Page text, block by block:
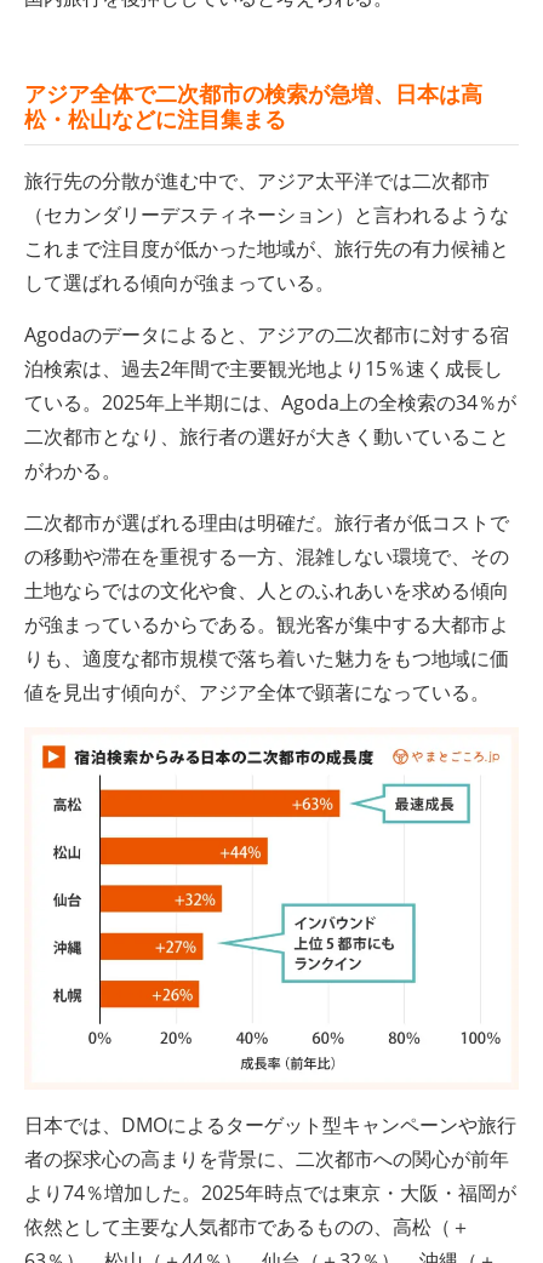
アジア全体で二次都市の検索が急増、 日本は高
松・松山などに注目集まる
旅行先の分散が進む中で、アジア太平洋では二次都市
（セカンダリーデスティネーション）と言われるような
これまで注目度が低かった地域が、旅行先の有力候補と
して選ばれる傾向が強まっている。
Agodaのデータによると、アジアの二次都市に対する宿
泊検索は、過去2年間で主要観光地より15％速く成長し
ている。2025年上半期には、Agoda上の全検索の34％が
二次都市となり、旅行者の選好が大きく動いていること
がわかる。
二次都市が選ばれる理由は明確だ。旅行者が低コストで
の移動や滞在を重視する一方、混雑しない環境で、その
土地ならではの文化や食、人とのふれあいを求める傾向
が強まっているからである。観光客が集中する大都市よ
りも、適度な都市規模で落ち着いた魅力をもつ地域に価
値を見出す傾向が、アジア全体で顕著になっている。
日本では、DMOによるターゲット型キャンペーンや旅行
者の探求心の高まりを背景に、二次都市への関心が前年
より74％増加した。2025年時点では東京・大阪・福岡が
依然として主要な人気都市であるものの、高松（＋